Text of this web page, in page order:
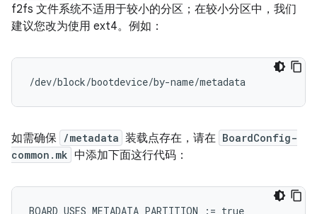
f2fs 文件系统不适用于较小的分区；在较小分区中，我们
建议您改为使用 ext4。例如：
/dev/block/bootdevice/by-name/metadata
如需确保 /metadata 装载点存在，请在 BoardConfig-
common.mk 中添加下面这行代码：
BOARD_USES_METADATA_PARTITION := true